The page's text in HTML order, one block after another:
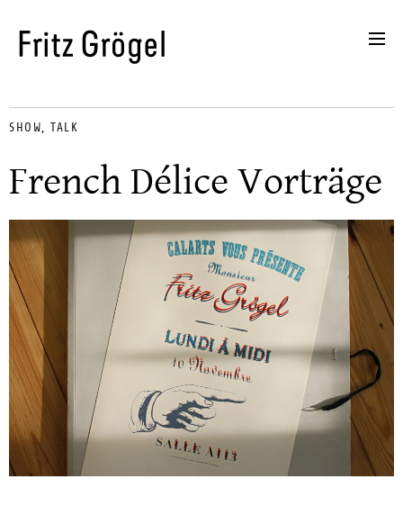
SHOW, TALK
French Délice Vorträge